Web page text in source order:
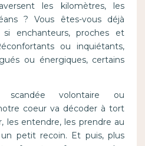
les kilomètres, les
? Vous êtes-vous déjà
enchanteurs, proches et
ou inquiétants,
ou énergiques, certains
volontaire ou
coeur va décoder à tort
les entendre, les prendre au
petit recoin. Et puis, plus